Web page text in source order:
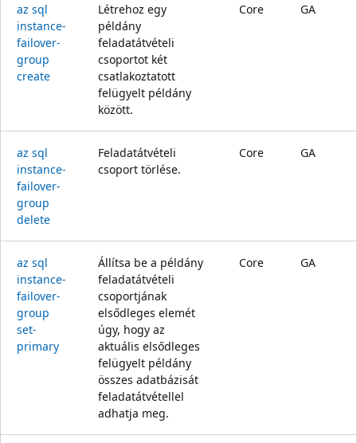
az sql
instance-
failover-
group
create
Létrehoz egy
példány
feladatátvételi
csoportot két
csatlakoztatott
felügyelt példány
között.
Core GA
az sql
instance-
failover-
group
delete
Feladatátvételi
csoport törlése.
Core GA
az sql
instance-
failover-
group
set-
primary
Állítsa be a példány
feladatátvételi
csoportjának
elsődleges elemét
úgy, hogy az
aktuális elsődleges
felügyelt példány
összes adatbázisát
feladatátvétellel
adhatja meg.
Core GA